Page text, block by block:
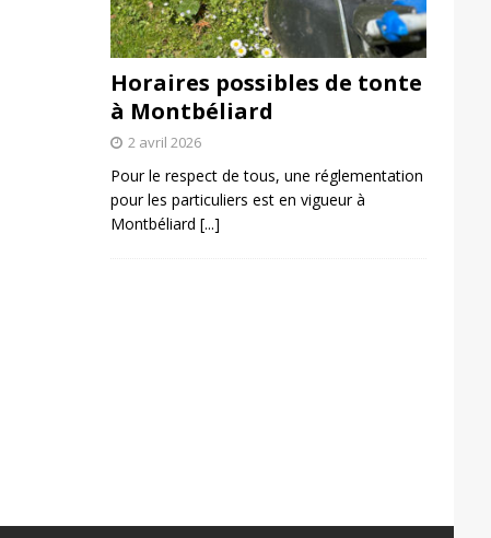
Horaires possibles de tonte
à Montbéliard
2 avril 2026
Pour le respect de tous, une réglementation
pour les particuliers est en vigueur à
Montbéliard [...]